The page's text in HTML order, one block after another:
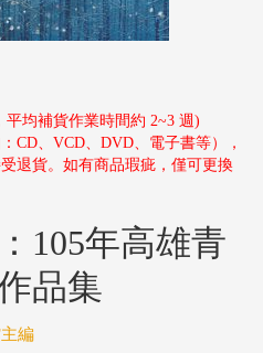
均補貨作業時間約 2~3 週)
CD、VCD、DVD、電子書等），
退貨。如有商品瑕疵，僅可更換
105年高雄青
品集
編